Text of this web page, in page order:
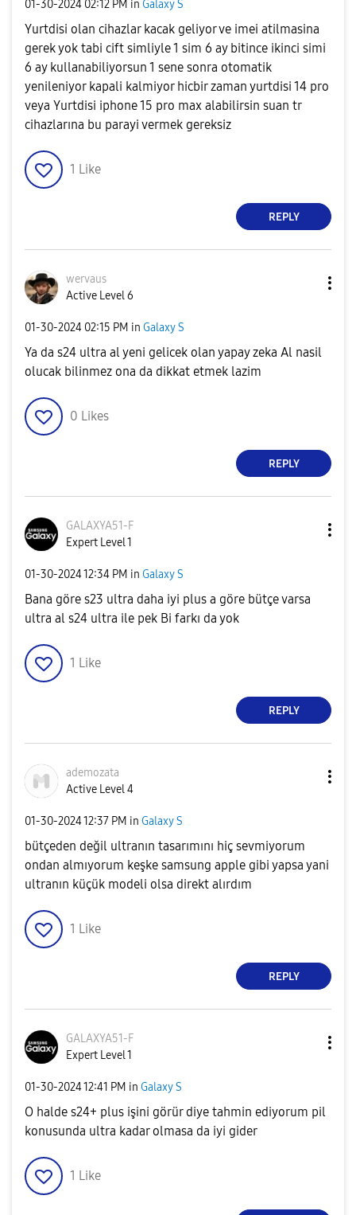
‎01-30-2024 02:12 PM in Galaxy S
Yurtdisi olan cihazlar kacak geliyor ve imei atilmasina
gerek yok tabi cift simliyle 1 sim 6 ay bitince ikinci simi
6 ay kullanabiliyorsun 1 sene sonra otomatik
yenileniyor kapali kalmiyor hicbir zaman yurtdisi 14 pro
veya Yurtdisi iphone 15 pro max alabilirsin suan tr
cihazlarına bu parayi vermek gereksiz
1 Like
REPLY
wervaus
Active Level 6
‎01-30-2024 02:15 PM in Galaxy S
Ya da s24 ultra al yeni gelicek olan yapay zeka Al nasil
olucak bilinmez ona da dikkat etmek lazim
0 Likes
REPLY
GALAXYA51-F
Expert Level 1
‎01-30-202412:34 PM in Galaxy S
Bana göre s23 ultra daha iyi plus a göre bütçe varsa
ultra al s24 ultra ile pek Bi farkı da yok
1 Like
REPLY
ademozata
Active Level 4
‎01-30-202412:37 PM in Galaxy S
bütçeden değil ultranın tasarımını hiç sevmiyorum
ondan almıyorum keşke samsung apple gibi yapsa yani
ultranın küçük modeli olsa direkt alırdım
1 Like
REPLY
GALAXYA51-F
Expert Level 1
‎01-30-202412:41 PM in Galaxy S
O halde s24+ plus işini görür diye tahmin ediyorum pil
konusunda ultra kadar olmasa da iyi gider
1 Like